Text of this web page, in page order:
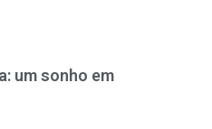
um sonho em